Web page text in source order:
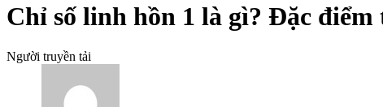
Chỉ số linh hồn 1 là gì? Đặc
Người truyền tải